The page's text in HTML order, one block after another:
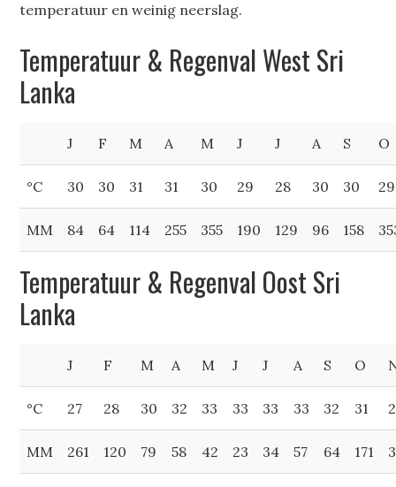
temperatuur en weinig neerslag.
Temperatuur & Regenval West Sri
Lanka
J F M A M J J A S O
°C 30 30 31 31 30 29 28 30 30 29
MM 84 64 114 255 355 190 129 96 158
Temperatuur & Regenval Oost Sri
Lanka
J F M A M J J A S O
°C 27 28 30 32 33 33 33 33 32 31
MM 261 120 79 58 42 23 34 57 64 171